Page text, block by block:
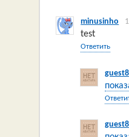
minusinho
test
Ответить
guest8
guest8